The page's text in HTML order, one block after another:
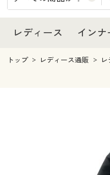
レディースファッション
インナー・下着
インナー・下着通販すべ
ジュニア・ティーンズ下
メンズ
寝具・インテリア・
寝具・インテリア・家
レディース イン
レディースファッション
インナー・下着通販すべ
メンズ
寝具・インテリア・家具
トップ レディース通販